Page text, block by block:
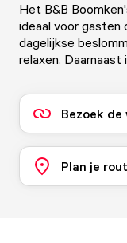
Het B&B
ideaal voor gasten
dagelijkse
relaxen.
Bezoek de
Plan je